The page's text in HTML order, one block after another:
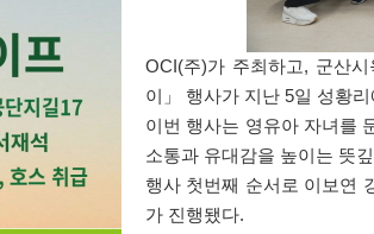
OCI(주)가 주최하고, 군산
이
」 행사가 지난 5일 성황
이번 행사는 영유아 자녀를
소통과 유대감을 높이는 뜻
행사 첫번째 순서로 이보연
가 진행됐다.